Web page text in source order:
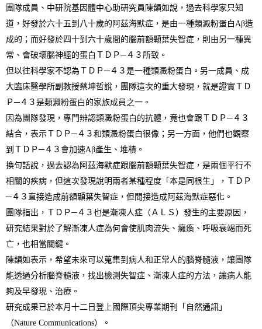
團隊成員、中研院基因體中心助研究員陳韻如說，過去科學家只知
道，好發於六十五到八十歲的阿茲海默症，是由一種類澱粉蛋白Aβ造
成的；而好發於四十到六十歲間的腦前額顳葉失智症，則由另一種異
常、會破壞腦神經的蛋白ＴＤＰ─４３所致。
但以往科學家不認為ＴＤＰ─４３是一種類澱粉蛋白。另一成員、成
大臨床醫學所副教授蔡坤哲說，團隊這次的重大發現，就是證實ＴＤ
Ｐ─４３是類澱粉蛋白的家族成員之一。
因為團隊發現，專門辨認類澱粉蛋白的抗體，竟也會跟ＴＤＰ─４３
結合，表示ＴＤＰ─４３和類澱粉蛋白很像；另一方面，他們也觀察
到ＴＤＰ─４３會加速Aβ產生、堆積。
換句話說，過去認為阿茲海默症跟腦前額顳葉失智症，是兩個平行不
相關的疾病，但這次發現說明兩者某種程度「本是同根生」，ＴＤＰ
─４３直接造成前額顳葉失智症，但間接造成阿茲海默症惡化。
團隊指出，ＴＤＰ─４３也是漸凍人症（ＡＬＳ）發生的主要原因，
研究結果對於了解漸凍人症為何會使肌肉流失、癱瘓、呼吸衰竭而死
亡，也相當關鍵。
陳韻如表示，希望未來可以蒐集到病人和正常人的腦脊髓液，讓團隊
能透過分析腦脊髓液，找出檢測失智症、漸凍人症的方法，讓病人能
夠及早發現、治療。
研究成果已於本月十二日登上國際頂尖專業期刊「自然通訊」
（Nature Communications）。